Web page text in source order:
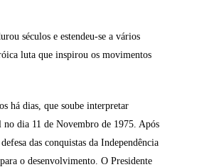
séculos e estendeu-se a vários
luta que inspirou os movimentos
há dias, que soube interpretar
no dia 11 de Novembro de 1975. Após
das conquistas da Independência
o desenvolvimento. O Presidente